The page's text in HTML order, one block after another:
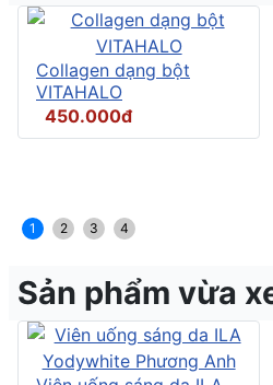
Collagen dạng bột
VITAHALO
450.000đ
1 2 3 4
Sản phẩm vừa